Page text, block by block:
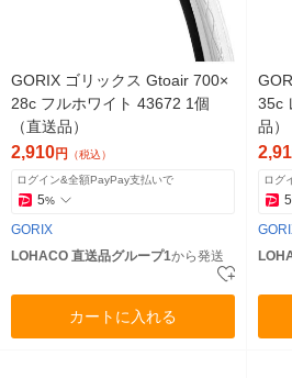
GORIX ゴリックス Gtoair 700×
28c フルホワイト 43672 1個
（直送品）
2,910円 （税込）
ログイン&全額PayPay支払いで
5%
GORIX
LOHACO 直送品グループ1から発送
カートに入れる
35c
品）
ログ
5